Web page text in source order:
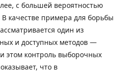
с большей вероятностью
качестве примера для борьбы
один из
и доступных методов —
этом контроль выборочных
что в